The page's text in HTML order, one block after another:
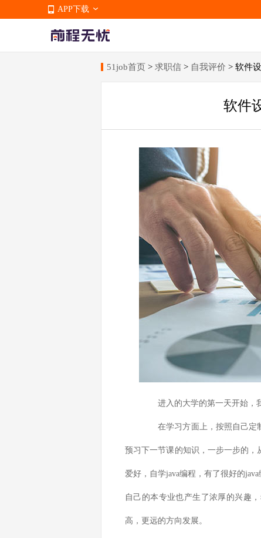
APP下载
51job首页 > 求职信 > 自我评价 > 软件
软件
进入的大学的第一天开始，我
在学习方面上，按照自己定制
预习下一节课的知识，一步一步的
爱好，自学java编程，有了很好的
自己的本专业也产生了浓厚的兴趣
高，更远的方向发展。